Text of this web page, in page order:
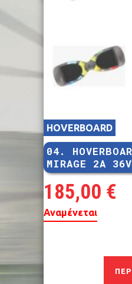
HOVERBOARD
04.
MIRAGE 2A
185,00 €
Αναμένεται